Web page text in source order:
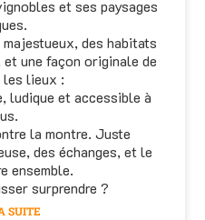
et ses paysages
des habitats
une façon originale de
lieux :
et accessible à
la montre. Juste
des échanges, et le
ensemble.
surprendre ?
SUITE